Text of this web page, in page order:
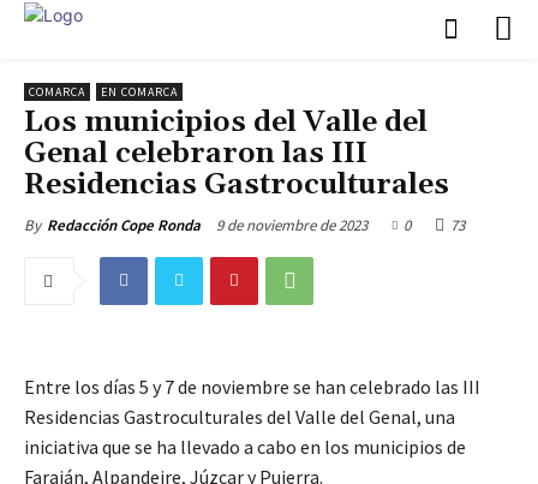
COMARCA EN COMARCA
Los municipios del Valle del
Genal celebraron las III
Residencias Gastroculturales
By Redacción Cope Ronda 9 de noviembre de 2023 0 73
Entre los días 5 y 7 de noviembre se han celebrado las III
Residencias Gastroculturales del Valle del Genal, una
iniciativa que se ha llevado a cabo en los municipios de
Faraján, Alpandeire, Júzcar y Pujerra.